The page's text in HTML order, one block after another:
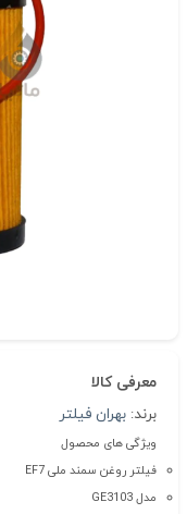
معرفی کالا
برند: بهران فیلتر
ویژگی های محصول
فیلتر روغن سمند ملی EF7
مدل GE3103